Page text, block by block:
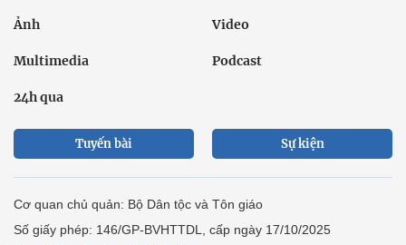
Ảnh Video
Multimedia Podcast
24h qua
Tuyến bài Sự kiện
Cơ quan chủ quản: Bộ Dân tộc và Tôn giáo
Số giấy phép: 146/GP-BVHTTDL, cấp ngày 17/10/2025